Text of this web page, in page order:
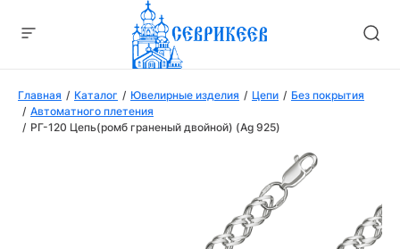
Главная Каталог Ювелирные изделия Цепи
Без покрытия
Автоматного плетения
РГ-120 Цепь(ромб граненый двойной) (Ag 925)